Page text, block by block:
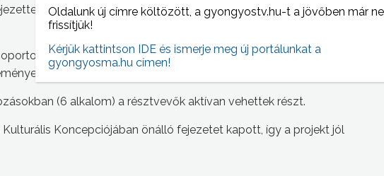
jó közösségfejlesztő tevékenység, erre rásegít a filmeket
az adott ünnepre, vagy eseményhez tematikusan
helyben még nem volt, így projekt igazán innovatív volt.
(6 alkalom) a résztvevők aktívan vehettek részt.
Koncepciójában önálló fejezetet kapott, így a projekt jól
Oldalunk új címre költözött, a gyongyostv.hu-t a jövőben már
frissítjük!
Kérjük kattintson IDE és ismerje meg új portálunkat a
gyongyosma.hu címen!